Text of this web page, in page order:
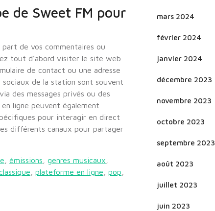
de Sweet FM pour
de vos commentaires ou
tout d’abord visiter le site web
de contact ou une adresse
de la station sont souvent
des messages privés ou des
ligne peuvent également
pour interagir en direct
différents canaux pour partager
émissions genres musicaux
plateforme en ligne pop
mars 2024
février 2024
janvier 2024
décembre 2023
novembre 2023
octobre 2023
septembre 2023
août 2023
juillet 2023
juin 2023